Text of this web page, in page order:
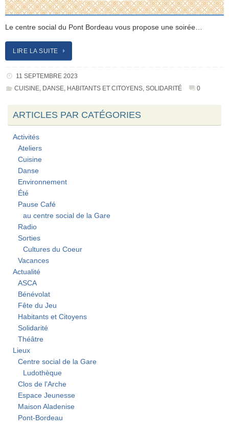
Le centre social du Pont Bordeau vous propose une soirée…
LIRE LA SUITE
11 SEPTEMBRE 2023
CUISINE, DANSE, HABITANTS ET CITOYENS, SOLIDARITÉ 0
ARTICLES PAR CATÉGORIES
Activités
Ateliers
Cuisine
Danse
Environnement
Été
Pause Café
au centre social de la Gare
Radio
Sorties
Cultures du Coeur
Vacances
Actualité
ASCA
Bénévolat
Fête du Jeu
Habitants et Citoyens
Solidarité
Théâtre
Lieux
Centre social de la Gare
Ludothèque
Clos de l'Arche
Espace Jeunesse
Maison Aladenise
Pont-Bordeau